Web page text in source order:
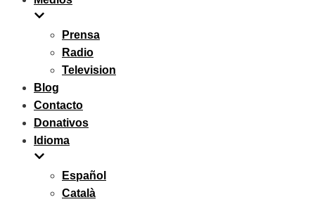
Prensa
Radio
Television
Blog
Contacto
Donativos
Idioma
Español
Català